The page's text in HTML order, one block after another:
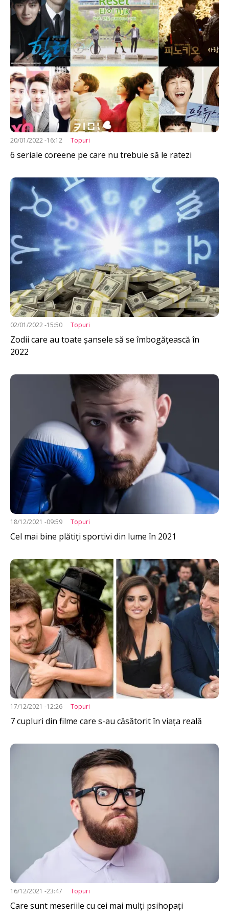
20/01/2022 -16:12 Topuri
6 seriale coreene pe care nu trebuie să le ratezi
Imagine
02/01/2022 -15:50 Topuri
Zodii care au toate șansele să se îmbogățească în
2022
Imagine
18/12/2021 -09:59 Topuri
Cel mai bine plătiți sportivi din lume în 2021
Imagine
17/12/2021 -12:26 Topuri
7 cupluri din filme care s-au căsătorit în viața reală
Imagine
16/12/2021 -23:47 Topuri
Care sunt meseriile cu cei mai mulţi psihopaţi